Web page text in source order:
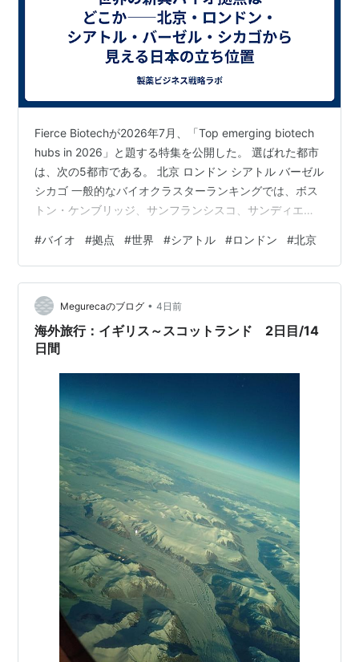
Fierce Biotechが2026年7月、「Top emerging biotech
hubs in 2026」と題する特集を公開した。 選ばれた都市
は、次の5都市である。 北京 ロンドン シアトル バーゼル
シカゴ 一般的なバイオクラスターランキングでは、ボス
トン・ケンブリッジ、サンフランシスコ、サンディエゴ
れた巨大拠点ではなく、存在感を高めつつある「新興・
再評価拠点」に焦点を当てている。 したがって、この5
都市は単純な世界トップ5ではない。 むしろ、 研究、資
金、人材、製薬企業、起業支援、臨床開発の要素が結び
つき、次の成長局面に入りつつ…
#バイオ #拠点 #世界 #シアトル #ロンドン #北京
Megurecaのブログ • 4日前
海外旅行：イギリス～スコットランド 2日目/14
日間